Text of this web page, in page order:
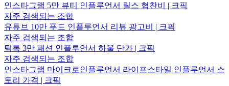
인스타그램 5만 뷰티 인플루언서 릴스 협찬비 | 크픽
자주 검색되는 조합
유튜브 10만 푸드 인플루언서 리뷰 광고비 | 크픽
자주 검색되는 조합
틱톡 3만 패션 인플루언서 하울 단가 | 크픽
자주 검색되는 조합
인스타그램 마이크로인플루언서 라이프스타일 인플루언서 스
토리 가격 | 크픽